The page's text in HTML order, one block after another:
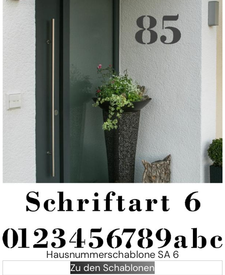
Hausnummerschablone SA 6
Zu den Schablonen